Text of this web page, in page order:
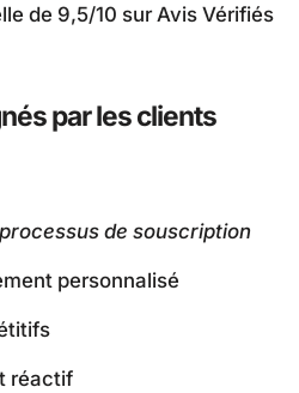
de 9,5/10 sur Avis Vérifiés
par les clients
de souscription
personnalisé
réactif